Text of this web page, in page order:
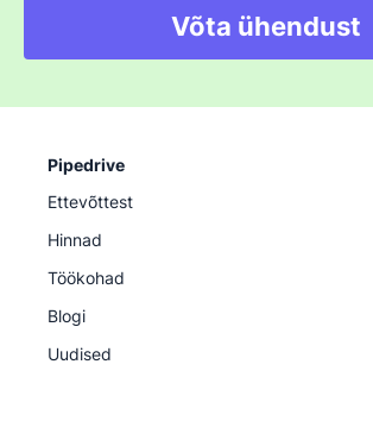
Võta ühendust
Pipedrive
Ettevõttest
Hinnad
Töökohad
Blogi
Uudised